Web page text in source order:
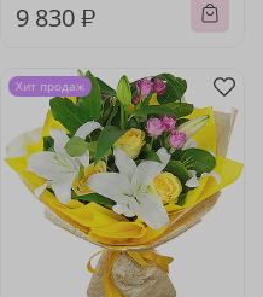
9 830 ₽
Хит продаж